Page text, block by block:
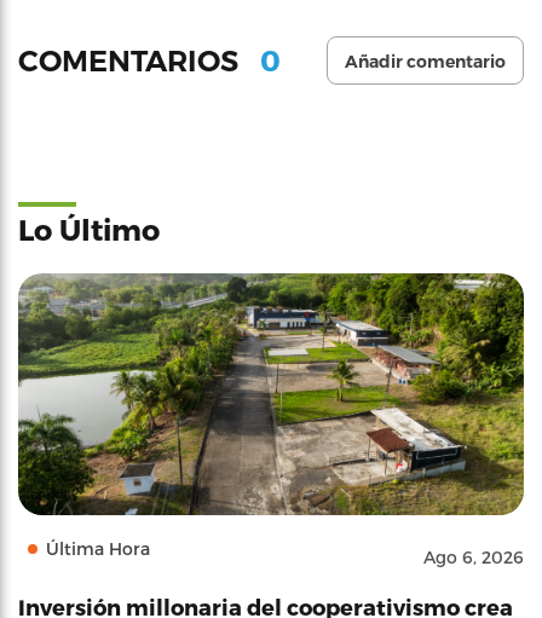
COMENTARIOS 0 Añadir comentario
Lo Último
Última Hora Ago 6, 2026
Inversión millonaria del cooperativismo crea